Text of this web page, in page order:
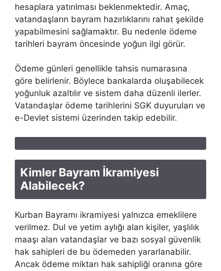
hesaplara yatırılması beklenmektedir. Amaç,
vatandaşların bayram hazırlıklarını rahat şekilde
yapabilmesini sağlamaktır. Bu nedenle ödeme
tarihleri bayram öncesinde yoğun ilgi görür.
Ödeme günleri genellikle tahsis numarasına
göre belirlenir. Böylece bankalarda oluşabilecek
yoğunluk azaltılır ve sistem daha düzenli ilerler.
Vatandaşlar ödeme tarihlerini SGK duyuruları ve
e-Devlet sistemi üzerinden takip edebilir.
Kimler Bayram İkramiyesi
Alabilecek?
Kurban Bayramı ikramiyesi yalnızca emeklilere
verilmez. Dul ve yetim aylığı alan kişiler, yaşlılık
maaşı alan vatandaşlar ve bazı sosyal güvenlik
hak sahipleri de bu ödemeden yararlanabilir.
Ancak ödeme miktarı hak sahipliği oranına göre